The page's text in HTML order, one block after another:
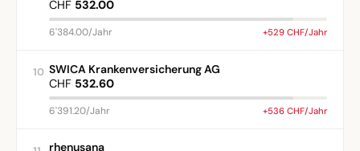
CHF 532.00
6'384.00/Jahr +529 CHF/Jahr
10 SWICA Krankenversicherung AG
CHF 532.60
6'391.20/Jahr +536 CHF/Jahr
rhenusana